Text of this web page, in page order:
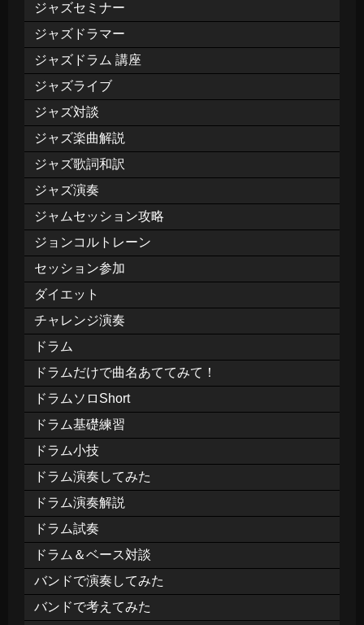
ジャズセミナー
ジャズドラマー
ジャズドラム 講座
ジャズライブ
ジャズ対談
ジャズ楽曲解説
ジャズ歌詞和訳
ジャズ演奏
ジャムセッション攻略
ジョンコルトレーン
セッション参加
ダイエット
チャレンジ演奏
ドラム
ドラムだけで曲名あててみて！
ドラムソロShort
ドラム基礎練習
ドラム小技
ドラム演奏してみた
ドラム演奏解説
ドラム試奏
ドラム＆ベース対談
バンドで演奏してみた
バンドで考えてみた